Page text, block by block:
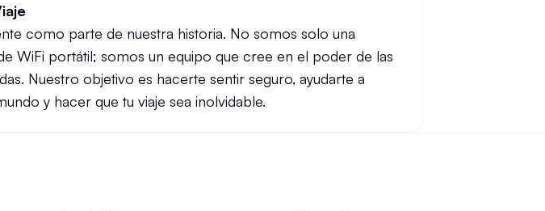
como parte de nuestra historia. No somos solo una
WiFi portátil; somos un equipo que cree en el poder de las
Nuestro objetivo es hacerte sentir seguro, ayudarte a
y hacer que tu viaje sea inolvidable.